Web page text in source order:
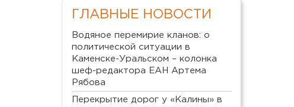
ГЛАВНЫЕ НОВОСТИ
Водяное перемирие кланов: о
политической ситуации в
Каменске-Уральском – колонка
шеф-редактора ЕАН Артема
Рябова
Перекрытие дорог у «Калины» в